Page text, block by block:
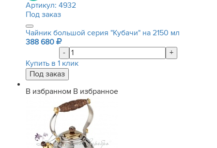
Артикул: 4932
Под заказ
Чайник большой серия "Кубачи" на 2150 мл
388 680
-
+
Купить в 1 клик
В избранном В избранное